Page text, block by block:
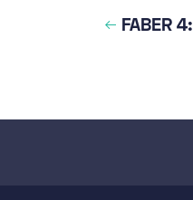
FABER